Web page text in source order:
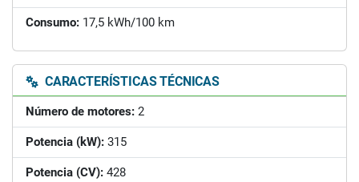
Consumo: 17,5 kWh/100 km
CARACTERÍSTICAS TÉCNICAS
Número de motores: 2
Potencia (kW): 315
Potencia (CV): 428